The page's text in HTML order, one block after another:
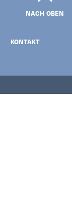
NACH OBEN
KONTAKT